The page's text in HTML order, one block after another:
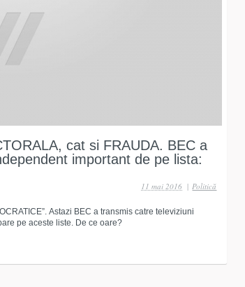
cat si FRAUDA. BEC a
important de pe lista:
| Politică
11 mai 2016
Astazi BEC a transmis catre televiziuni
pe aceste liste. De ce oare?